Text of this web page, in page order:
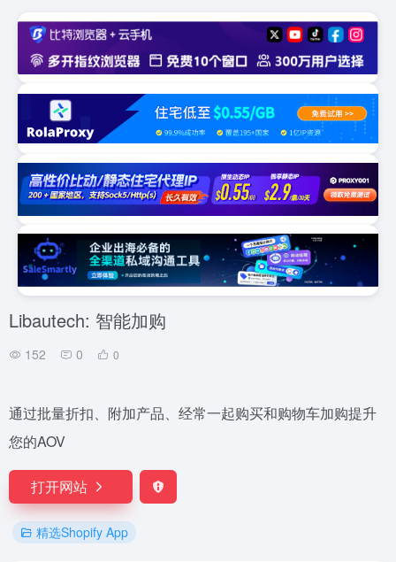
Libautech: 智能加购
152 0 0
通过批量折扣、附加产品、经常一起购买和购物车加购提升
您的AOV
打开网站
精选Shopify App